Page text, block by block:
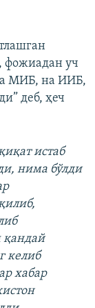
фожиадан уч
МИБ, на ИИБ,
деб, ҳеч
истаб
нима бўлди
қандай
келиб
хабар